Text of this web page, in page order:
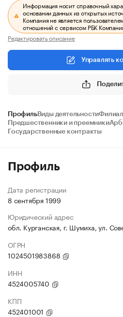
Информация носит справочный
основании данных из открытых
Компания не является
отношений с сервисом РБК
Редактировать описание
Управлять
ПрофильВиды деятельности
Предшественники и преемники
Государственные контракты
Профиль
Дата регистрации
8 сентября 1999
Юридический адрес
обл. Курганская, г. Шумиха, ул.
ОГРН
1024501983868
ИНН
4524005740
КПП
452401001